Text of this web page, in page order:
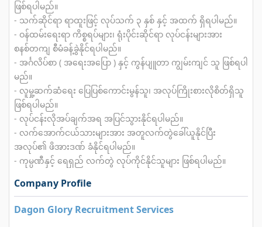
ဖြစ်ရပါမည်။
- သက်ဆိုင်ရာ ရာထူးဖြင့် လုပ်သက် ၃ နှစ် နှင့် အထက် ရှိရပါမည်။
- ဝန်ထမ်းရေးရာ ကိစ္စရပ်များ၊ ရုံးပိုင်းဆိုင်ရာ လုပ်ငန်းများအား
စနစ်တကျ စီမံခန့်ခွဲနိုင်ရပါမည်။
- အင်္ဂလိပ်စာ ( အရေးအပြော ) နှင့် ကွန်ပျူတာ ကျွမ်းကျင် သူ ဖြစ်ရပါ
မည်။
- လူမှု့ဆက်ဆံရေး ပြေပြစ်ကောင်းမွန်သူ၊ အလုပ်ကြိုးစားလိုစိတ်ရှိသူ
ဖြစ်ရပါမည်။
- လုပ်ငန်းလိုအပ်ချက်အရ အပြင်သွားနိုင်ရပါမည်။
- လက်အောက်ငယ်သားများအား အတူလက်တွဲခေါ်ယူနိုင်ပြီး
အလုပ်၏ ဖိအားဒဏ် ခံနိုင်ရပါမည်။
- ကုမ္ပဏီနှင့် ရေရှည် လက်တွဲ လုပ်ကိုင်နိုင်သူများ ဖြစ်ရပါမည်။
Company Profile
Dagon Glory Recruitment Services